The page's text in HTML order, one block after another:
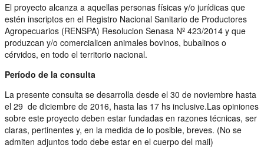
El proyecto alcanza a aquellas personas físicas y/o jurídicas que
estén inscriptos en el Registro Nacional Sanitario de Productores
Agropecuarios (RENSPA) Resolucion Senasa Nº 423/2014 y que
produzcan y/o comercialicen animales bovinos, bubalinos o
cérvidos, en todo el territorio nacional.
Período de la consulta
La presente consulta se desarrolla desde el 30 de noviembre hasta
el 29 de diciembre de 2016, hasta las 17 hs inclusive.Las opiniones
sobre este proyecto deben estar fundadas en razones técnicas, ser
claras, pertinentes y, en la medida de lo posible, breves. (No se
admiten adjuntos todo debe estar en el cuerpo del mail)